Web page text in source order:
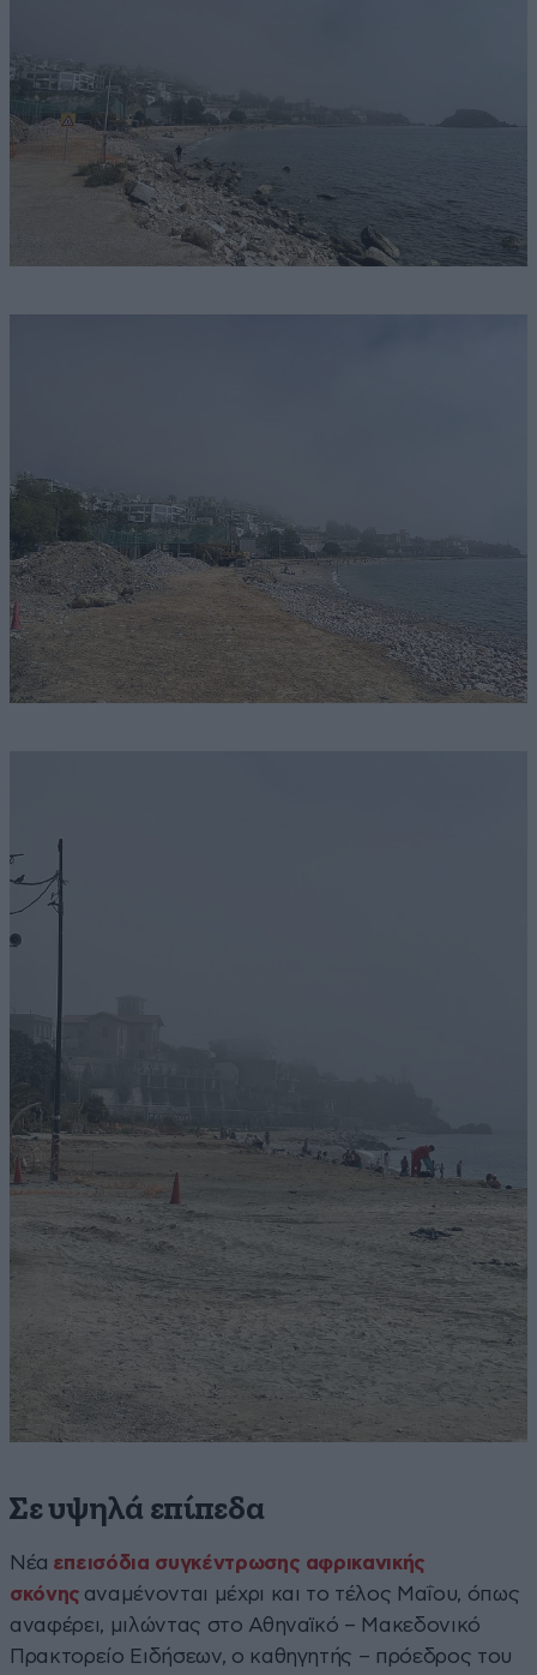
Σε υψηλά επίπεδα
Νέα επεισόδια συγκέντρωσης αφρικανικής
σκόνης αναμένονται μέχρι και το τέλος Μαΐου, όπως
αναφέρει, μιλώντας στο Αθηναϊκό – Μακεδονικό
Πρακτορείο Ειδήσεων, ο καθηγητής – πρόεδρος του